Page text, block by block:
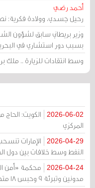
أحمد رضي
رحيل جسدي، وولادة فكرية:
وزير بريطاني سابق لشؤون
بسبب دور استشاري في
وسط انتقادات للزيارة .. ملك
2026-06-02
الكويت:
المركزي
2026-04-29
الإمارات
النفط وسط خلافات بين دول
2026-04-24
مدونين وتبرئة 9 وحبس 18 متهماً بالتعاطف مع إيران